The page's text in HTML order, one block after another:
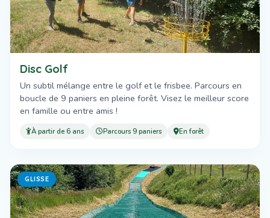
Disc Golf
Un subtil mélange entre le golf et le frisbee. Parcours en
boucle de 9 paniers en pleine forêt. Visez le meilleur score
en famille ou entre amis !
À partir de 6 ans Parcours 9 paniers En forêt
GLISSE